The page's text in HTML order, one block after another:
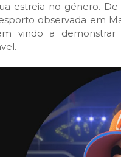
estreia no género.
observada em
vindo a